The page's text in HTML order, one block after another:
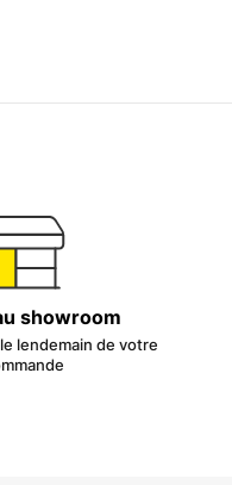
showroom
lendemain de votre